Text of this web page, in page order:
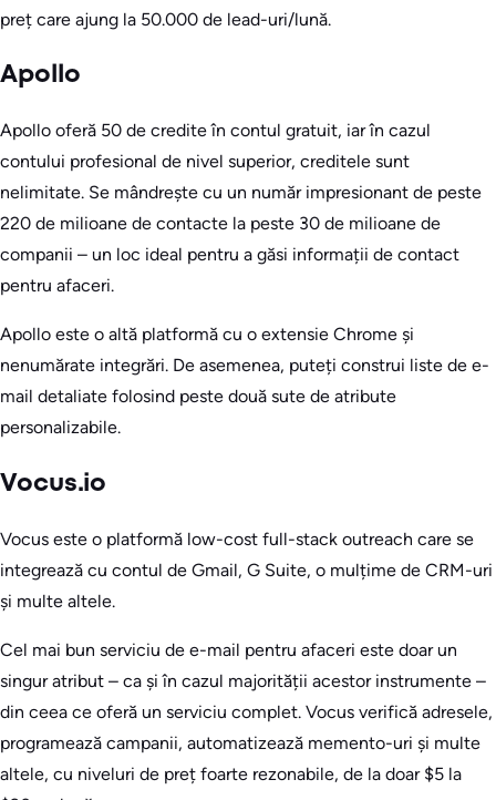
preț care ajung la 50.000 de lead-uri/lună.
Apollo
Apollo oferă 50 de credite în contul gratuit, iar în cazul
contului profesional de nivel superior, creditele sunt
nelimitate. Se mândrește cu un număr impresionant de peste
220 de milioane de contacte la peste 30 de milioane de
companii – un loc ideal pentru a găsi informații de contact
pentru afaceri.
Apollo este o altă platformă cu o extensie Chrome și
nenumărate integrări. De asemenea, puteți construi liste de e-
mail detaliate folosind peste două sute de atribute
personalizabile.
Vocus.io
Vocus este o platformă low-cost full-stack outreach care se
integrează cu contul de Gmail, G Suite, o mulțime de CRM-uri
și multe altele.
Cel mai bun serviciu de e-mail pentru afaceri este doar un
singur atribut – ca și în cazul majorității acestor instrumente –
din ceea ce oferă un serviciu complet. Vocus verifică adresele,
programează campanii, automatizează memento-uri și multe
altele, cu niveluri de preț foarte rezonabile, de la doar $5 la